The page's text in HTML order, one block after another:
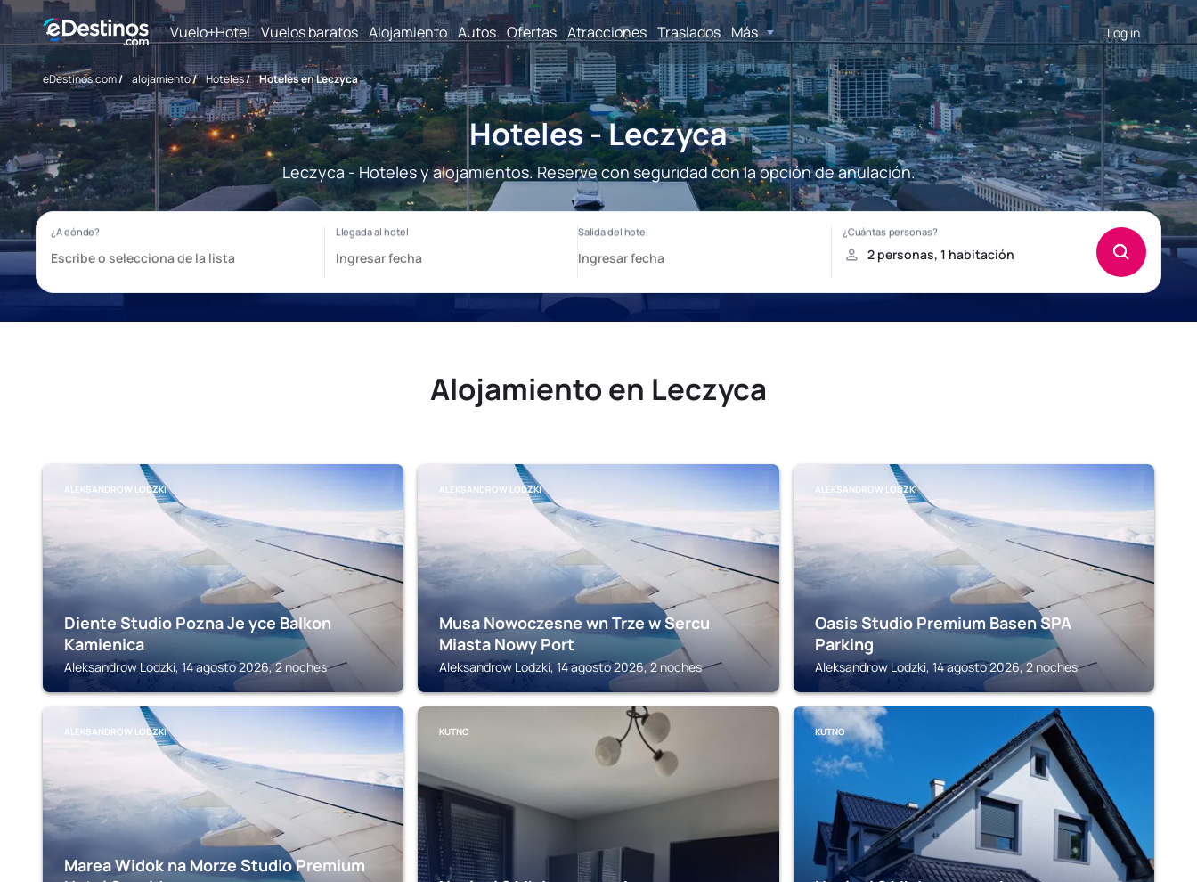
Vuelo+Hotel Vuelos baratos Alojamiento Autos Ofertas Atracciones Traslados Más Log in
eDestinos.com/ alojamiento/ Hoteles/ Hoteles en Leczyca
Hoteles - Leczyca
Leczyca - Hoteles y alojamientos. Reserve con seguridad con la opción de anulación.
Alojamiento en Leczyca
ALEKSANDROW LODZKI
Diente Studio Pozna Je yce Balkon
Kamienica
Aleksandrow Lodzki, 14 agosto 2026, 2 noches
ALEKSANDROW LODZKI
Musa Nowoczesne wn Trze w Sercu
Miasta Nowy Port
Aleksandrow Lodzki, 14 agosto 2026, 2 noches
ALEKSANDROW LODZKI
Oasis Studio Premium Basen SPA
Parking
Aleksandrow Lodzki, 14 agosto 2026, 2 noches
ALEKSANDROW LODZKI
Marea Widok na Morze Studio Premium
KUTNO KUTNO